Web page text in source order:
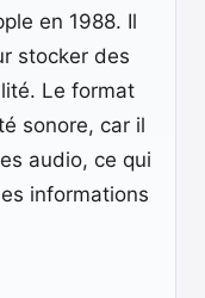
en 1988. Il
stocker des
Le format
sonore, car il
audio, ce qui
informations